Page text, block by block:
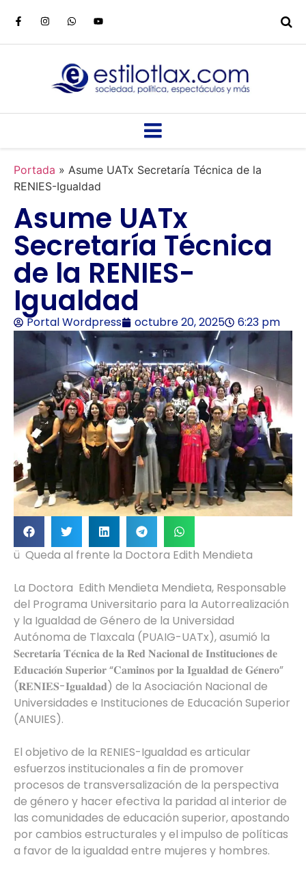
Portada » Asume UATx Secretaría Técnica de la
RENIES-Igualdad
Asume UATx
Secretaría Técnica
de la RENIES-
Igualdad
Portal Wordpress octubre 20, 2025 6:23 pm
ü Queda al frente la Doctora Edith Mendieta
La Doctora Edith Mendieta Mendieta, Responsable
del Programa Universitario para la Autorrealización
y la Igualdad de Género de la Universidad
Autónoma de Tlaxcala (PUAIG-UATx), asumió la
𝐒𝐞𝐜𝐫𝐞𝐭𝐚𝐫𝐢́𝐚 𝐓𝐞́𝐜𝐧𝐢𝐜𝐚 𝐝𝐞 𝐥𝐚 𝐑𝐞𝐝 𝐍𝐚𝐜𝐢𝐨𝐧𝐚𝐥 𝐝𝐞 𝐈𝐧𝐬𝐭𝐢𝐭𝐮𝐜𝐢𝐨𝐧𝐞𝐬 𝐝𝐞
𝐄𝐝𝐮𝐜𝐚𝐜𝐢𝐨́𝐧 𝐒𝐮𝐩𝐞𝐫𝐢𝐨𝐫 “𝐂𝐚𝐦𝐢𝐧𝐨𝐬 𝐩𝐨𝐫 𝐥𝐚 𝐈𝐠𝐮𝐚𝐥𝐝𝐚𝐝 𝐝𝐞 𝐆𝐞́𝐧𝐞𝐫𝐨”
(𝐑𝐄𝐍𝐈𝐄𝐒-𝐈𝐠𝐮𝐚𝐥𝐝𝐚𝐝) de la Asociación Nacional de
Universidades e Instituciones de Educación Superior
(ANUIES).
El objetivo de la RENIES-Igualdad es articular
esfuerzos institucionales a fin de promover
procesos de transversalización de la perspectiva
de género y hacer efectiva la paridad al interior de
las comunidades de educación superior, apostando
por cambios estructurales y el impulso de políticas
a favor de la igualdad entre mujeres y hombres.